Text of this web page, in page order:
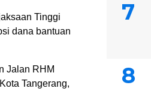
Tinggi
dana bantuan
Jalan RHM
Tangerang,